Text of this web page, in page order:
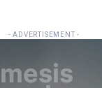
- ADVERTISEMENT -